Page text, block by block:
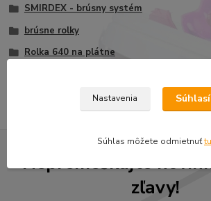
SMIRDEX - brúsny systém
brúsne rolky
Rolka 640 na plátne
Nepremeškajte
zľavy!
Nastavenia
Súhlas môžete odmietnuťtu